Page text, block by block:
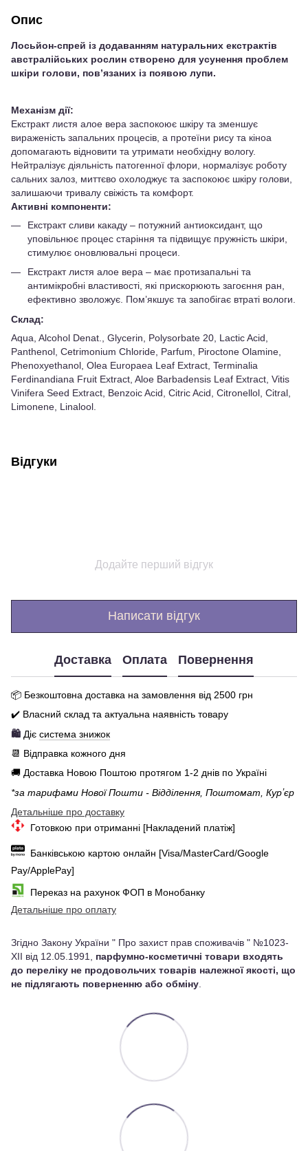
Опис
Лосьйон-спрей із додаванням натуральних екстрактів
австралійських рослин створено для усунення проблем
шкіри голови, пов’язаних із появою лупи.
Механізм дії:
Екстракт листя алое вера заспокоює шкіру та зменшує
вираженість запальних процесів, а протеїни рису та кіноа
допомагають відновити та утримати необхідну вологу.
Нейтралізує діяльність патогенної флори, нормалізує роботу
сальних залоз, миттєво охолоджує та заспокоює шкіру голови,
залишаючи тривалу свіжість та комфорт.
Активні компоненти:
Екстракт сливи какаду – потужний антиоксидант, що
уповільнює процес старіння та підвищує пружність шкіри,
стимулює оновлювальні процеси.
Екстракт листя алое вера – має протизапальні та
антимікробні властивості, які прискорюють загоєння ран,
ефективно зволожує. Пом’якшує та запобігає втраті вологи.
Склад:
Aqua, Alcohol Denat., Glycerin, Polysorbate 20, Lactic Acid,
Panthenol, Cetrimonium Chloride, Parfum, Piroctone Olamine,
Phenoxyethanol, Olea Europaea Leaf Extract, Terminalia
Ferdinandiana Fruit Extract, Aloe Barbadensis Leaf Extract, Vitis
Vinifera Seed Extract, Benzoic Acid, Citric Acid, Citronellol, Citral,
Limonene, Linalool.
Відгуки
Додайте перший відгук
Написати відгук
Доставка Оплата Повернення
📦 Безкоштовна доставка на замовлення від 2500 грн
✔️ Власний склад та актуальна наявність товару
🛍️ Діє система знижок
📆 Відправка кожного дня
🚚 Доставка Новою Поштою протягом 1-2 днів по Україні
*за тарифами Нової Пошти - Відділення, Поштомат, Курʼєр
Детальніше про доставку
Готовкою при отриманні [Накладений платіж]
Банківською картою онлайн [Visa/MasterCard/Google
Pay/ApplePay]
Переказ на рахунок ФОП в Монобанку
Детальніше про оплату
Згідно Закону України " Про захист прав споживачів " №1023-
XII від 12.05.1991, парфумно-косметичні товари входять
до переліку не продовольчих товарів належної якості, що
не підлягають поверненню або обміну.